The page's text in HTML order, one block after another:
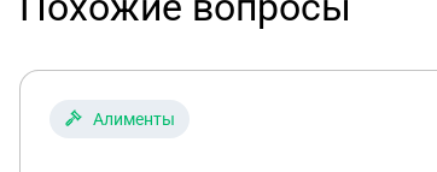
Алименты